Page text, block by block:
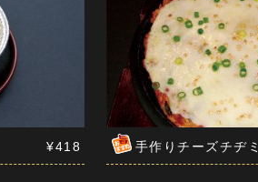
¥418 手作りチーズチヂミ